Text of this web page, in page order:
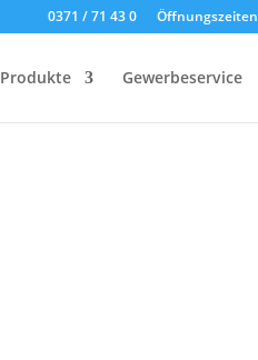
0371 / 71 43 0 Öffnungszeiten
Produkte Gewerbeservice